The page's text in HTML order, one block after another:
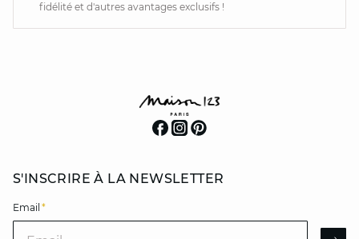
fidélité et d'autres avantages exclusifs !
S'INSCRIRE À LA NEWSLETTER
Email *